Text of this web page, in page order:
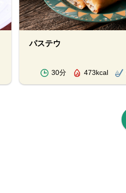
パステウ
30分 473kcal